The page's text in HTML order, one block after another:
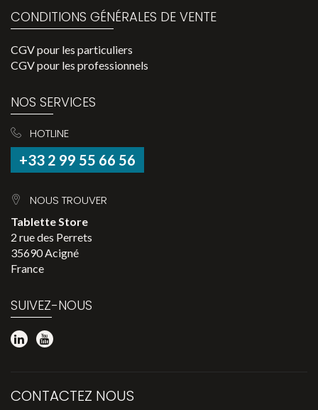
CONDITIONS GÉNÉRALES DE VENTE
CGV pour les particuliers
CGV pour les professionnels
NOS SERVICES
HOTLINE
+33 2 99 55 66 56
NOUS TROUVER
Tablette Store
2 rue des Perrets
35690 Acigné
France
SUIVEZ-NOUS
CONTACTEZ NOUS